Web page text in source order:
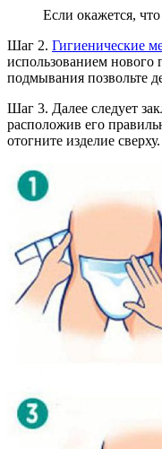
Если окажется,
Шаг 2. Гигиенические
использованием
подмывания позвольте
Шаг 3. Далее следует
расположив его
отогните изделие